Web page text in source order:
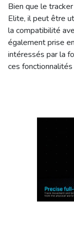
Bien que le
Elite, il peut être
la compatibilité
également prise
intéressés par la
ces